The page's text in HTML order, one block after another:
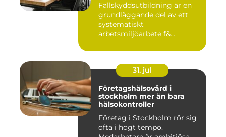
Fallskyddsutbildning är en
grundläggande del av ett
systematiskt
arbetsmiljöarbete f&...
31. jul
Företagshälsovård i
stockholm mer än bara
hälsokontroller
Företag i Stockholm rör sig
ofta i högt tempo.